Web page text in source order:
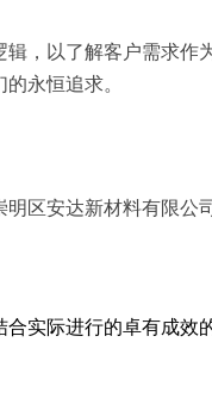
，以了解客户需求作
永恒追求。
区安达新材料有限公
实际进行的卓有成效